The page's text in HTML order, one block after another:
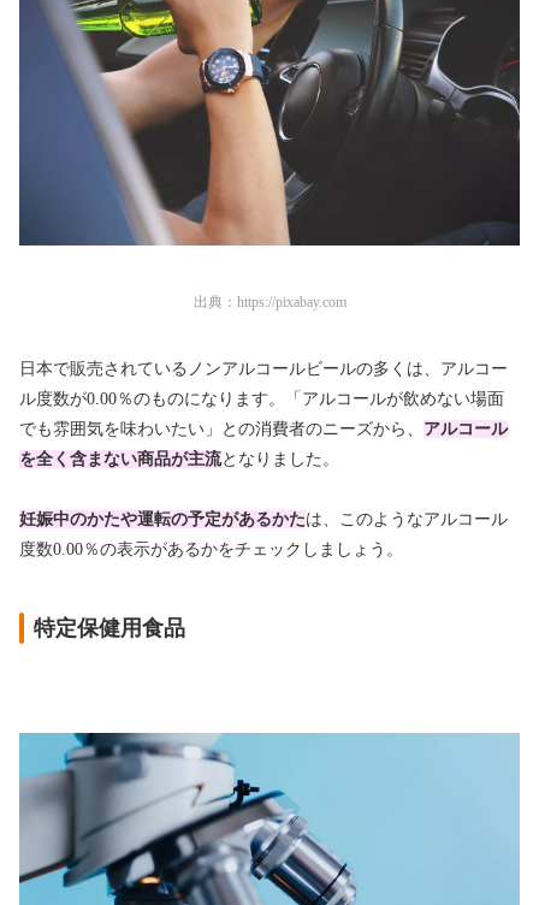
出典： https://pixabay.com
日本で販売されているノンアルコールビールの多くは、アルコー
ル度数が0.00％のものになります。「アルコールが飲めない場面
でも雰囲気を味わいたい」との消費者のニーズから、 アルコール
を全く含まない商品が主流となりました。
妊娠中のかたや運転の予定があるかたは、このようなアルコール
度数0.00％の表示があるかをチェックしましょう。
特定保健用食品